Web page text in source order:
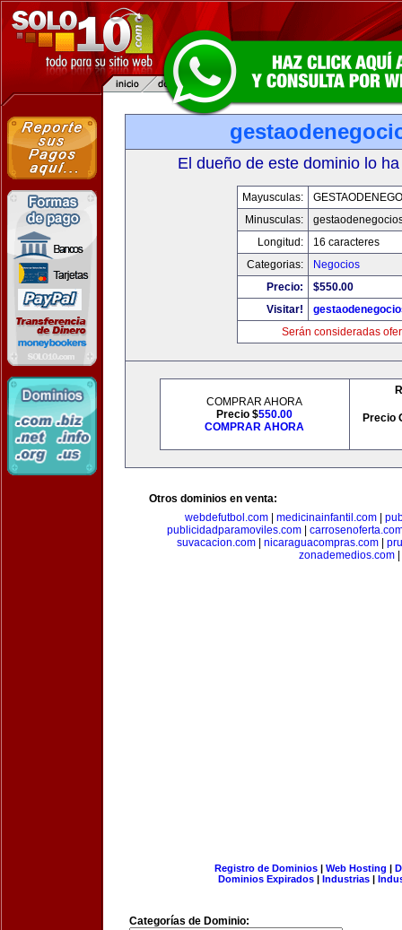
El dueño de este dominio lo
Mayusculas:
Minusculas:
Longitud:
16 caracteres
Categorias:
Negocios
Precio:
$550.00
Visitar!
Serán consideradas
COMPRAR AHORA
Precio $550.00
COMPRAR AHORA
Precio
Otros dominios en venta:
webdefutbol.com
medicinainfantil.com
publicidadparamoviles.com
suvacacion.com| nicaraguacompras.com|
zonademedios.com|
Registro de Dominios| Web Hosting |
Dominios Expirados | Industrias |
Categorías de Dominio: